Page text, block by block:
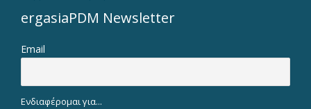
ergasiaPDM Newsletter
Email
Ενδιαφέρομαι για...